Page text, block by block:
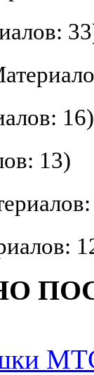
16)
13)